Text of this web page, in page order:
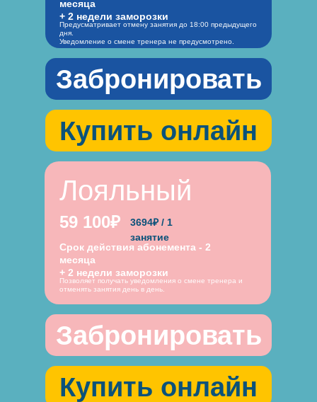
Предусматривает отмену занятия до 18:00 предыдущего
дня.
Уведомление о смене тренера не предусмотрено.
месяца
+ 2 недели заморозки
Позволяет получать уведомления о смене тренера и
отменять занятия день в день.
59 100₽
Срок действия абонемента - 2
месяца
+ 2 недели заморозки
3694₽ / 1
занятие
Лояльный
Забронировать
Купить онлайн
Забронировать
Купить онлайн